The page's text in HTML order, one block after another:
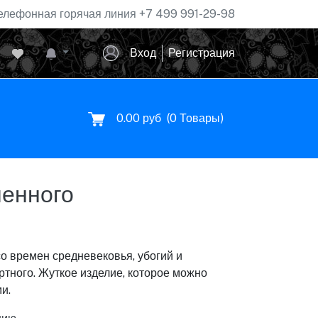
горячая линия +7 499 991-29-98
Вход Регистрация
0.00 руб (0 Товары)
времен средневековья, убогий и
Жуткое изделие, которое можно